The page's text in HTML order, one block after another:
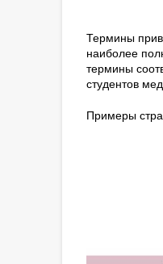
Термины
наиболее
термины
студентов
Примеры